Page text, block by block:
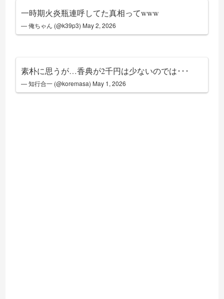
一時期火炎瓶連呼してた真相ってwww
— 俺ちゃん (@k39p3) May 2, 2026
素朴に思うが…香典が2千円は少ないのでは･･･
— 知行合一 (@koremasa) May 1, 2026